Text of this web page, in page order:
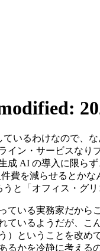
いるわけなので、
ン・サービスな
AI の導入に限ら
費を減らせるとか
と「オフィス・グ
いる実務家だか
いるようだが、
ということを改
かを冷静に考え